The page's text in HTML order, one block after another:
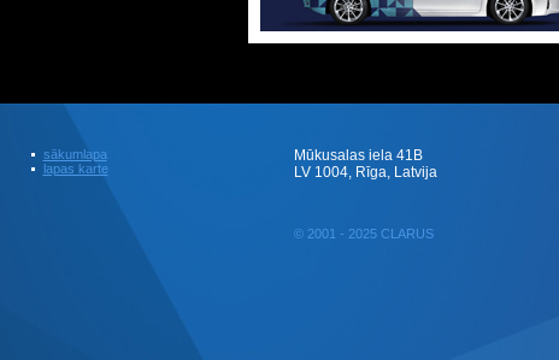
sākumlapa
lapas karte
Mūkusalas iela 41B
LV 1004, Rīga, Latvija
© 2001 - 2025 CLARUS